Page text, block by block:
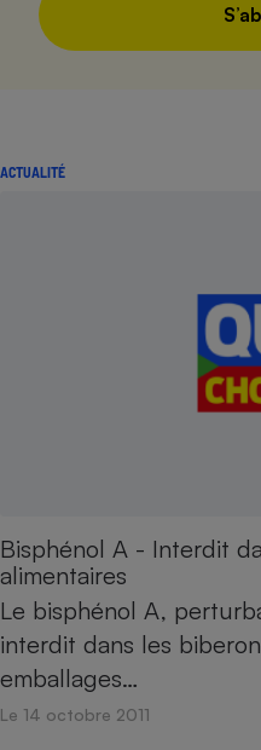
ACTUALITÉ
Bisphénol A - Interdit
alimentaires
Le bisphénol A,
interdit dans les
emballages…
Le 14 octobre 2011